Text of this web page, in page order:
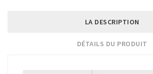
LA DESCRIPTION
DÉTAILS DU PRODUIT